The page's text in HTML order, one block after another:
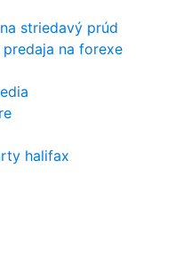
striedavý prúd
na forexe
halifax